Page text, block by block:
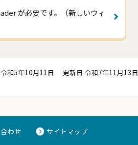
が必要です。（新しいウィ
和5年10月11日 更新日 令和7年11月13日
わせ サイトマップ